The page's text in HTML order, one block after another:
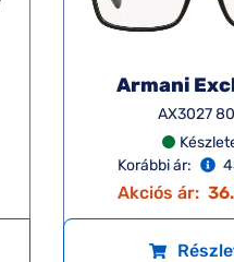
Armani
AX3027
Korábbi ár:
Akciós ár: